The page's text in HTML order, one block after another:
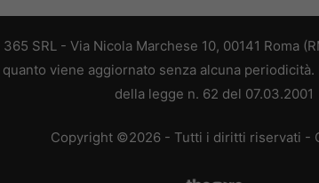
SRL - Via Nicola Marchese 10, 00141 Roma
viene aggiornato senza alcuna
della legge n. 62 del 07.03.2001
Copyright ©2026 - Tutti i diritti riservati -